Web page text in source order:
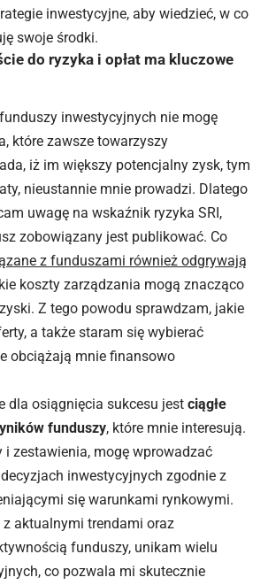
inwestycyjne, aby wiedzieć, w co
swoje środki.
do ryzyka i opłat ma kluczowe
inwestycyjnych nie mogę
które zawsze towarzyszy
iż im większy potencjalny zysk, tym
nieustannie mnie prowadzi. Dlatego
uwagę na wskaźnik ryzyka SRI,
zobowiązany jest publikować. Co
z funduszami również odgrywają
koszty zarządzania mogą znacząco
Z tego powodu sprawdzam, jakie
a także staram się wybierać
obciążają mnie finansowo
dla osiągnięcia sukcesu jest ciągłe
funduszy, które mnie interesują.
i zestawienia, mogę wprowadzać
inwestycyjnych zgodnie z
się warunkami rynkowymi.
z aktualnymi trendami oraz
funduszy, unikam wielu
co pozwala mi skutecznie